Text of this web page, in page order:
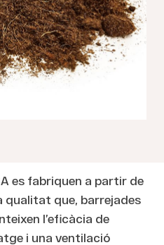
es fabriquen a partir de
qualitat que, barrejades
l’eficàcia de
i una ventilació